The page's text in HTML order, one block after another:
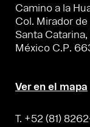
Camino a la
Col. Mirador
Santa
México C.P.
Ver en el mapa
T. +52 (81)